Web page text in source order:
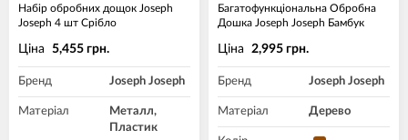
Набір обробних дощок Joseph
Joseph 4 шт Срібло
Ціна 5,455 грн.
Бренд Joseph Joseph
Матеріал
Металл,
Пластик
Багатофункціональна Обробна
Дошка Joseph Joseph Бамбук
Ціна 2,995 грн.
Бренд Joseph Joseph
Матеріал Дерево